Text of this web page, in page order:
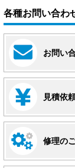
各種お問い合わ
お問い
見積依
修理の